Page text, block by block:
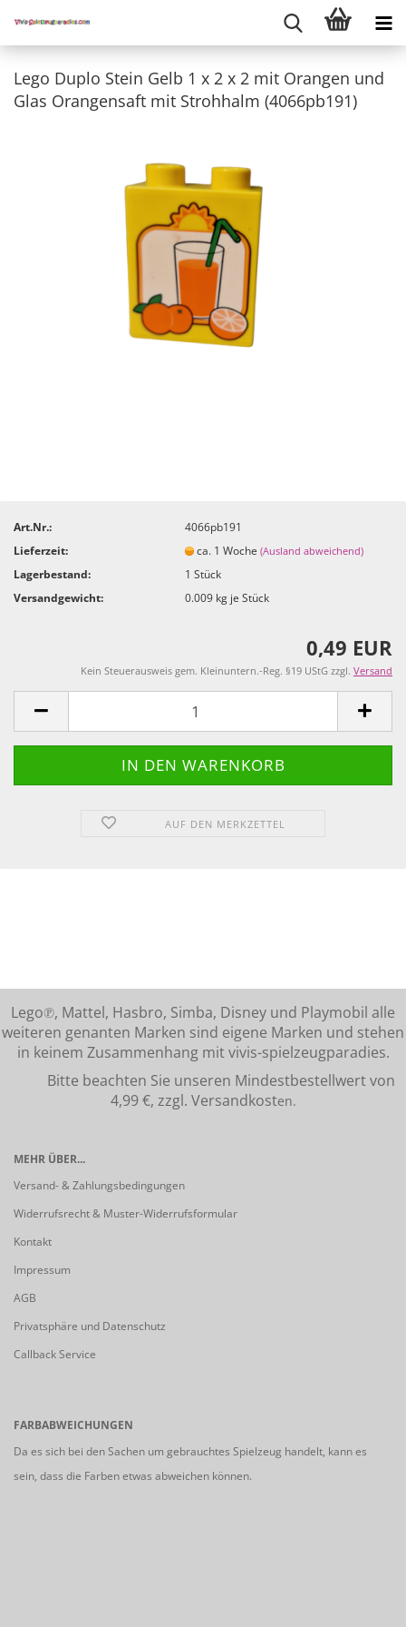
Lego Duplo Stein Gelb 1 x 2 x 2 mit Orangen und
Glas Orangensaft mit Strohhalm (4066pb191)
Art.Nr.:
4066pb191
Lieferzeit:
ca. 1 Woche(Ausland abweichend)
Lagerbestand: 1Stück
Versandgewicht:
0.009 kg je Stück
0,49 EUR
Kein Steuerausweis gem. Kleinuntern.-Reg. §19 UStG zzgl. Versand
AUF DEN MERKZETTEL
Lego℗, Mattel, Hasbro, Simba, Disney und Playmobil alle
weiteren genanten Marken sind eigene Marken und stehen
in keinem Zusammenhang mit vivis-spielzeugparadies.
Bitte beachten Sie unseren Mindestbestellwert von
4,99 €, zzgl. Versandkosten.
MEHR ÜBER...
Versand- & Zahlungsbedingungen
Widerrufsrecht & Muster-Widerrufsformular
Kontakt
Impressum
AGB
Privatsphäre und Datenschutz
Callback Service
FARBABWEICHUNGEN
Da es sich bei den Sachen um gebrauchtes Spielzeug handelt, kann es
sein, dass die Farben etwas abweichen können.